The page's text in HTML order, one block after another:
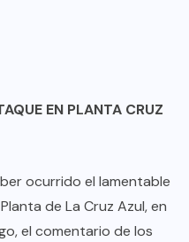
EN PLANTA CRUZ
ocurrido el lamentable
de La Cruz Azul, en
el comentario de los